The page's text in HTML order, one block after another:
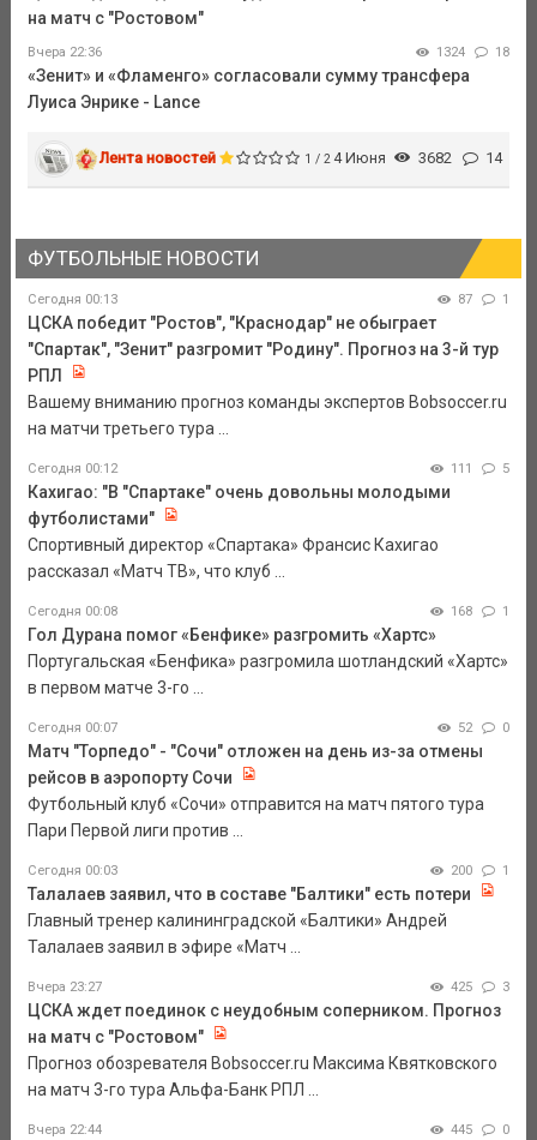
на матч с "Ростовом"
Вчера 22:36 1324 18
«Зенит» и «Фламенго» согласовали сумму трансфера
Луиса Энрике - Lance
Лента новостей 1 / 2 4 Июня 3682 14
ФУТБОЛЬНЫЕ НОВОСТИ
Сегодня 00:13 87 1
ЦСКА победит "Ростов", "Краснодар" не обыграет
"Спартак", "Зенит" разгромит "Родину". Прогноз на 3-й тур
РПЛ
Вашему вниманию прогноз команды экспертов Bobsoccer.ru
на матчи третьего тура ...
Сегодня 00:12 111 5
Кахигао: "В "Спартаке" очень довольны молодыми
футболистами"
Спортивный директор «Спартака» Франсис Кахигао
рассказал «Матч ТВ», что клуб ...
Сегодня 00:08 168 1
Гол Дурана помог «Бенфике» разгромить «Хартс»
Португальская «Бенфика» разгромила шотландский «Хартс»
в первом матче 3-го ...
Сегодня 00:07 52 0
Матч "Торпедо" - "Сочи" отложен на день из-за отмены
рейсов в аэропорту Сочи
Футбольный клуб «Сочи» отправится на матч пятого тура
Пари Первой лиги против ...
Сегодня 00:03 200 1
Талалаев заявил, что в составе "Балтики" есть потери
Главный тренер калининградской «Балтики» Андрей
Талалаев заявил в эфире «Матч ...
Вчера 23:27 425 3
ЦСКА ждет поединок с неудобным соперником. Прогноз
на матч с "Ростовом"
Прогноз обозревателя Bobsoccer.ru Максима Квятковского
на матч 3-го тура Альфа-Банк РПЛ ...
Вчера 22:44 445 0